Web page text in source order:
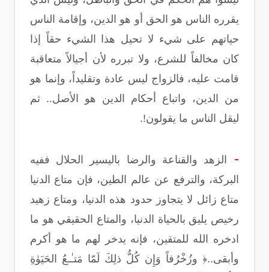
يقرره الناس هو الحق أو هو الدين، وإقامة الناس
حياتهم على شيء لا تحيل هذا الشيء حقاً إذا
كان مخالفاً للشرع، ولا تبرره لأن أجيالاً متعاقبة
قامت عليه، فالزواج ليس عادة وتقليداً، وإنما هو
من الدين، واتباع أحكام الدين هو الأصل.. ثم
ليقل الناس ما يقولون!.
-
الزهد والقناعة والرضا باليسير الحلال ففيه
البركة، والترفع عن عالم الطين، فإن متاع الدنيا
متاع زائل لا يتجاوز حدود هذه الدنيا، ومتاع زهيد
رخيص يليق بالحياة الدنيا، والمتاع الحقيقي هو ما
ادخره الله للمتقين، فإنه يدخر لهم ما هو أكرم
وأبقى..﴿ وزُخْرُفاً وَإِن كُلُّ ذلِكَ لَمّا مَتـٰـعُ الحَيَوٰةِ